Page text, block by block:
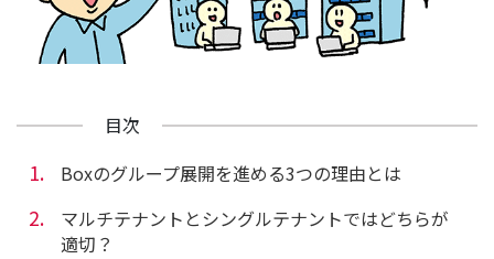
目次
Boxのグループ展開を進める3つの理由とは
マルチテナントとシングルテナントではどちらが
適切？